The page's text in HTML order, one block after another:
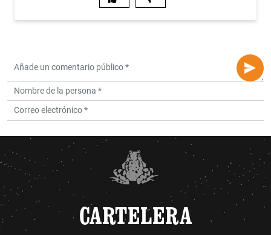
CARTELERA